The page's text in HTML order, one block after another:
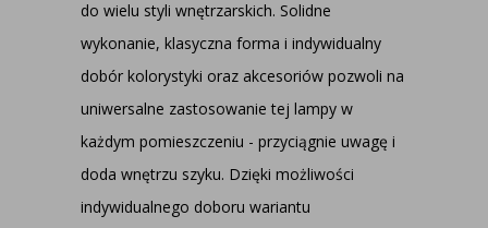
do wielu styli wnętrzarskich. Solidne
wykonanie, klasyczna forma i indywidualny
dobór kolorystyki oraz akcesoriów pozwoli na
uniwersalne zastosowanie tej lampy w
każdym pomieszczeniu - przyciągnie uwagę i
doda wnętrzu szyku. Dzięki możliwości
indywidualnego doboru wariantu